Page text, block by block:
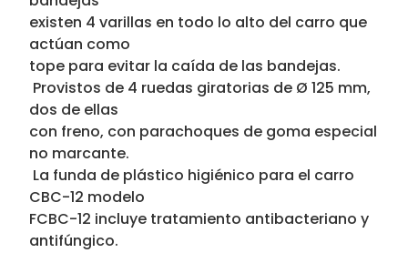
existen 4 varillas en todo lo alto del carro que
actúan como
tope para evitar la caída de las bandejas.
 Provistos de 4 ruedas giratorias de Ø 125 mm,
dos de ellas
con freno, con parachoques de goma especial
no marcante.
 La funda de plástico higiénico para el carro
CBC-12 modelo
FCBC-12 incluye tratamiento antibacteriano y
antifúngico.